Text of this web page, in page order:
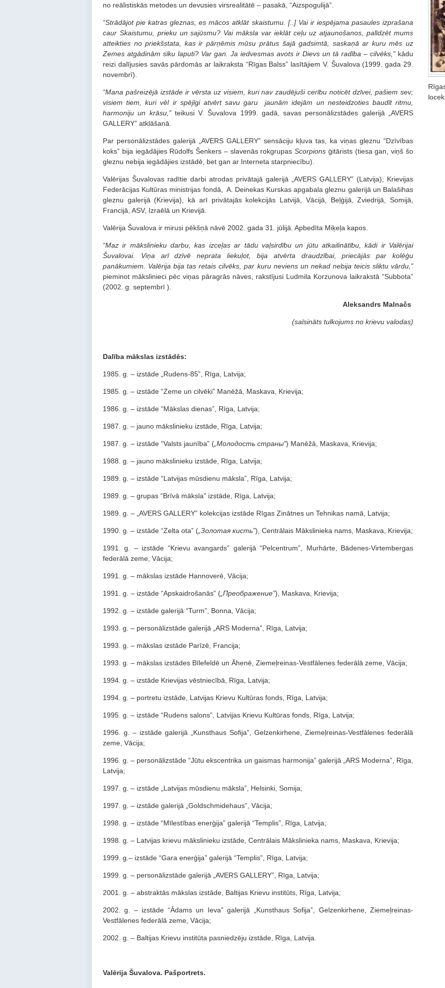
no reālistiskās metodes un devusies virsrealitātē – pasakā, “Aizspogulijā”.
“Strādājot pie katras gleznas, es mācos atklāt skaistumu. [..] Vai ir iespējama pasaules izprašana
caur Skaistumu, prieku un sajūsmu? Vai māksla var ieklāt ceļu uz atjaunošanos, palīdzēt mums
atteikties no priekšstata, kas ir pārņēmis mūsu prātus šajā gadsimtā, saskaņā ar kuru mēs uz
Zemes atgādinām sīku laputi? Var gan. Ja iedvesmas avots ir Dievs un tā radība – cilvēks,” kādu
reizi dalījusies savās pārdomās ar laikraksta “Rīgas Balss” lasītājiem V. Šuvalova (1999. gada 29.
novembrī).
“Mana pašreizējā izstāde ir vērsta uz visiem, kuri nav zaudējuši cerību noticēt dzīvei, pašiem sev;
visiem tiem, kuri vēl ir spējīgi atvērt savu garu jaunām idejām un nesteidzoties baudīt ritmu,
harmoniju un krāsu,” teikusi V. Šuvalova 1999. gadā, savas personālizstādes galerijā „AVERS
GALLERY” atklāšanā.
Par personālizstādes galerijā „AVERS GALLERY” sensāciju kļuva tas, ka viņas gleznu “Dzīvības
koks” bija iegādājies Rūdolfs Šenkers – slavenās rokgrupasScorpions ģitārists (tiesa gan, viņš šo
gleznu nebija iegādājies izstādē, bet gan ar Interneta starpniecību).
Valērijas Šuvalovas radītie darbi atrodas privātajā galerijā „AVERS GALLERY” (Latvija); Krievijas
Federācijas Kultūras ministrijas fondā, A. Deinekas Kurskas apgabala gleznu galerijā un Balašihas
gleznu galerijā (Krievija), kā arī privātajās kolekcijās Latvijā, Vācijā, Beļģijā, Zviedrijā, Somijā,
Francijā, ASV, Izraēlā un Krievijā.
Valērija Šuvalova ir mirusi pēkšņā nāvē 2002. gada 31. jūlijā. Apbedīta Miķeļa kapos.
“Maz ir mākslinieku darbu, kas izceļas ar tādu vaļsirdību un jūtu atkailinātību, kādi ir Valērijai
Šuvalovai. Viņa arī dzīvē neprata liekuļot, bija atvērta draudzībai, priecājās par kolēģu
panākumiem. Valērija bija tas retais cilvēks, par kuru neviens un nekad nebija teicis sliktu vārdu,”
pieminot mākslinieci pēc viņas pāragrās nāves, rakstījusi Ludmila Korzunova laikrakstā “Subbota”
(2002. g. septembrī ).
Aleksandrs Malnačs
(saīsināts tulkojums no krievu valodas)
Dalība mākslas izstādēs:
1985. g. – izstāde „Rudens-85”, Rīga, Latvija;
1985. g. – izstāde “Zeme un cilvēki” Manēžā, Maskava, Krievija;
1986. g. – izstāde “Mākslas dienas”, Rīga, Latvija;
1987. g. – jauno mākslinieku izstāde, Rīga, Latvija;
1987. g. – izstāde “Valsts jaunība” ( „Молодость страны”) Manēžā, Maskava, Krievija;
1988. g. – jauno mākslinieku izstāde, Rīga, Latvija;
1989. g. – izstāde “Latvijas mūsdienu māksla”, Rīga, Latvija;
1989. g. – grupas “Brīvā māksla” izstāde, Rīga, Latvija;
1989. g. – „AVERS GALLERY” kolekcijas izstāde Rīgas Zinātnes un Tehnikas namā, Latvija;
1990. g. – izstāde “Zelta ota” ( „Золотая кисть”), Centrālais Mākslinieka nams, Maskava, Krievija;
1991. g. – izstāde “Krievu avangards” galerijā “Pelcentrum”, Murhārte, Bādenes-Virtembergas
federālā zeme, Vācija;
1991. g. – mākslas izstāde Hannoverē, Vācija;
1991. g. – izstāde “Apskaidrošanās” ( „Преображение”), Maskava, Krievija;
1992. g. – izstāde galerijā “Turm”, Bonna, Vācija;
1993. g. – personālizstāde galerijā „ARS Moderna”, Rīga, Latvija;
1993. g. – mākslas izstāde Parīzē, Francija;
1993. g. – mākslas izstādes Bīlefeldē un Āhenē, Ziemeļreinas-Vestfālenes federālā zeme, Vācija;
1994. g. – izstāde Krievijas vēstniecībā, Rīga, Latvija;
1994. g. – portretu izstāde, Latvijas Krievu Kultūras fonds, Rīga, Latvija;
1995. g. – izstāde “Rudens salons”, Latvijas Krievu Kultūras fonds, Rīga, Latvija;
1996. g. – izstāde galerijā „Kunsthaus Sofija”, Gelzenkirhene, Ziemeļreinas-Vestfālenes federālā
zeme, Vācija;
1996. g. – personālizstāde “Jūtu ekscentrika un gaismas harmonija” galerijā „ARS Moderna”, Rīga,
Latvija;
1997. g. – izstāde „Latvijas mūsdienu māksla”, Helsinki, Somija;
1997. g. – izstāde galerijā „Goldschmidehaus”, Vācija;
1998. g. – izstāde “Mīlestības enerģija” galerijā “Templis”, Rīga, Latvija;
1998. g. – Latvijas krievu mākslinieku izstāde, Centrālais Mākslinieka nams, Maskava, Krievija;
1999. g.– izstāde “Gara enerģija” galerijā “Templis”, Rīga, Latvija;
1999. g. – personālizstāde galerijā „AVERS GALLERY”, Rīga, Latvija;
2001. g. – abstraktās mākslas izstāde, Baltijas Krievu institūts, Rīga, Latvija;
2002. g. – izstāde “Ādams un Ieva” galerijā „Kunsthaus Sofija”, Gelzenkirhene, Ziemeļreinas-
Vestfālenes federālā zeme, Vācija;
2002. g. – Baltijas Krievu institūta pasniedzēju izstāde, Rīga, Latvija.
Valērija Šuvalova. Pašportrets.